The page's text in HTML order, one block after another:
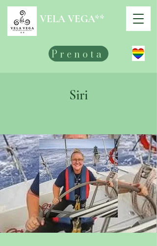
VELA VEGA**
Prenota
Siri